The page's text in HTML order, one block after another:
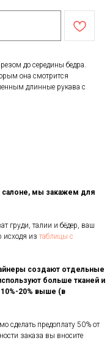
до середины бедра.
она смотрится
длинные рукава с
салоне, мы закажем для
груди, талии и бёдер, ваш
исходя из таблицы с
создают отдельные
больше тканей и
20% выше (в
сделать предоплату 50% от
заказа вы вносите